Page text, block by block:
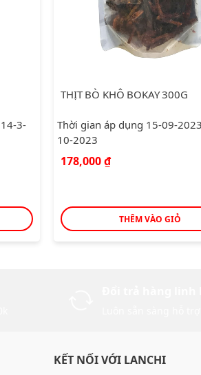
3-
THỊT BÒ KHÔ BOKAY 300G
Thời gian áp dụng 15-09-
10-2023
178,000₫
THÊM VÀO GIỎ
KẾT NỐI VỚI LANCHI